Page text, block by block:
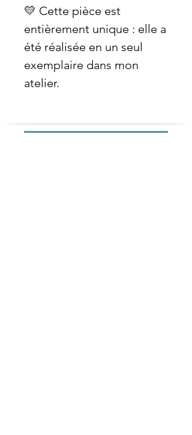
💛 Cette pièce est
entièrement unique : elle a
été réalisée en un seul
exemplaire dans mon
atelier.